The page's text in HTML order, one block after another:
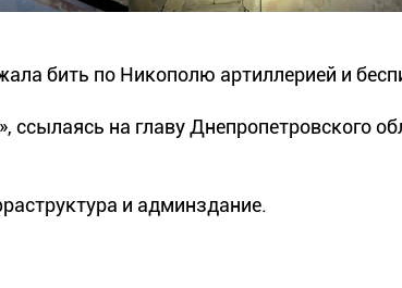
бить по Никополю артиллерией и
на главу Днепропетровского
и админздание.